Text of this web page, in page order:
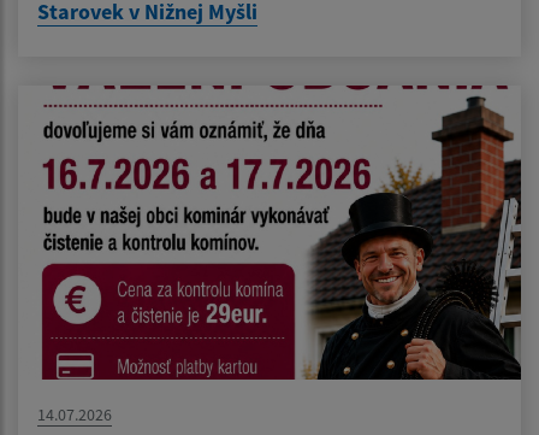
Starovek v Nižnej Myšli
14.07.2026